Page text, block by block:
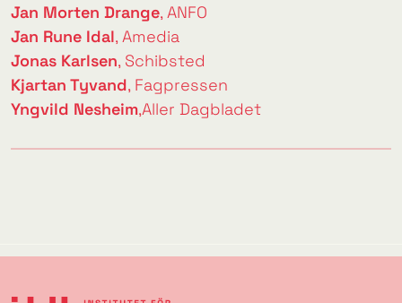
Jan Morten Drange, ANFO
Jan Rune Idal, Amedia
Jonas Karlsen, Schibsted
Kjartan Tyvand, Fagpressen
Yngvild Nesheim,Aller Dagbladet